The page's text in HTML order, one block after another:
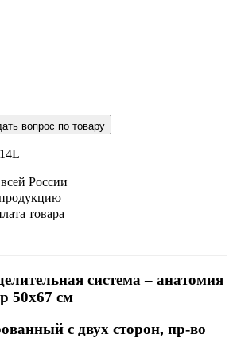
вопрос по товару
России
товара
система – анатомия
50х67 см
с двух сторон, пр-во